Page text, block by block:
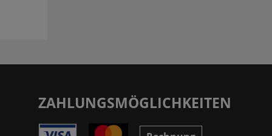
ZAHLUNGSMÖGLICHKEITEN